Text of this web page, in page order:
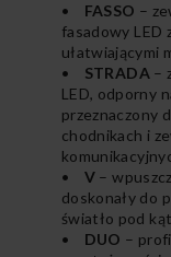
• FASSO –
fasadowy LED
ułatwiającymi
•
STRADA –
LED, odporny
przeznaczony
chodnikach i
• V –
doskonały do
światło pod
• DUO –